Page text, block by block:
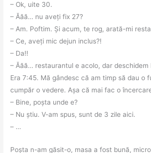
– Ok, uite 30.
– Ăăă… nu aveți fix 27?
– Am. Poftim. Și acum, te rog, arată-mi
– Ce, aveți mic dejun inclus?!
– Da!!
– Ăăă… restaurantul e acolo, dar deschidem
Era 7:45. Mă gândesc că am timp să dau o
cumpăr o vedere. Așa că mai fac o
– Bine, poșta unde e?
– Nu știu. V-am spus, sunt de 3 zile aici.
– …
Poșta n-am găsit-o, masa a fost bună,